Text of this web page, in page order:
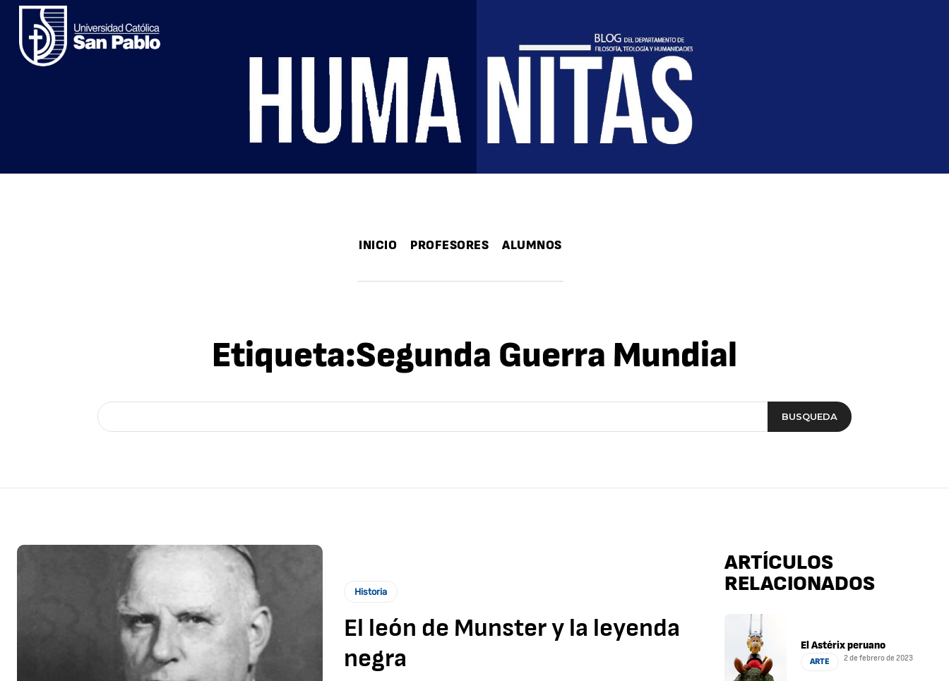
INICIO PROFESORES ALUMNOS
Etiqueta:Segunda Guerra Mundial
BUSQUEDA
Historia
El león de Munster y la leyenda
negra
ARTÍCULOS
RELACIONADOS
El Astérix peruano
ARTE 2 de febrero de 2023